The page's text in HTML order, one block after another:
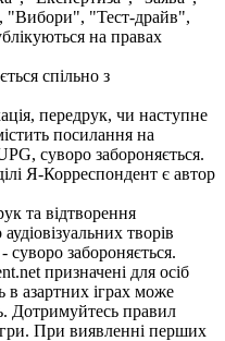
"Вибори", "Тест-драйв",
на правах
спільно з
передрук, чи наступне
посилання на
суворо забороняється.
Я-Корреспондент є автор
та відтворення
творів
суворо забороняється.
призначені для осіб
азартних іграх може
Дотримуйтесь правил
гри. При виявленні перших